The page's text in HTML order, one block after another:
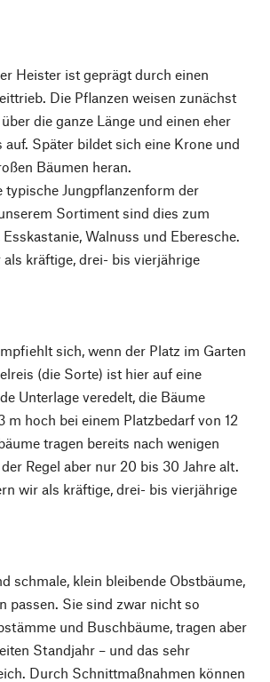
Heister ist geprägt durch einen
Die Pflanzen weisen zunächst
die ganze Länge und einen eher
Später bildet sich eine Krone und
Bäumen heran.
typische Jungpflanzenform der
Sortiment sind dies zum
Walnuss und Eberesche.
kräftige, drei- bis vierjährige
sich, wenn der Platz im Garten
(die Sorte) ist hier auf eine
Unterlage veredelt, die Bäume
m hoch bei einem Platzbedarf von 12
tragen bereits nach wenigen
Regel aber nur 20 bis 30 Jahre alt.
wir als kräftige, drei- bis vierjährige
schmale, klein bleibende Obstbäume,
passen. Sie sind zwar nicht so
und Buschbäume, tragen aber
Standjahr – und das sehr
Durch Schnittmaßnahmen können